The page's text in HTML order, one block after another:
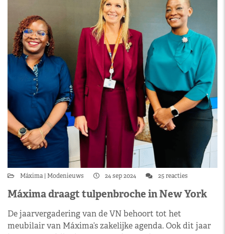
Máxima Modenieuws 24 sep 2024 25 reacties
Máxima draagt tulpenbroche in New York
De jaarvergadering van de VN behoort tot het
meubilair van Máxima’s zakelijke agenda. Ook dit jaar